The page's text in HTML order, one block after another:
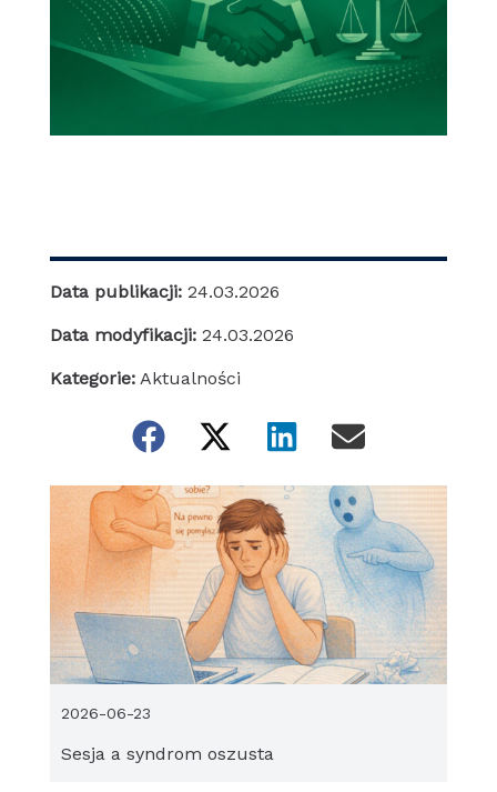
Data publikacji: 24.03.2026
Data modyfikacji: 24.03.2026
Kategorie: Aktualności
Sesja a syndrom oszusta
2026-06-23